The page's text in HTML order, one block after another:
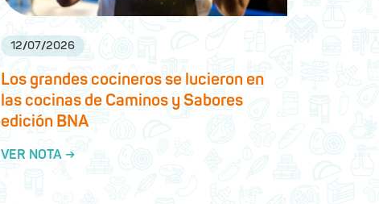
12/07/2026
Los grandes cocineros se lucieron en
las cocinas de Caminos y Sabores
edición BNA
VER NOTA →